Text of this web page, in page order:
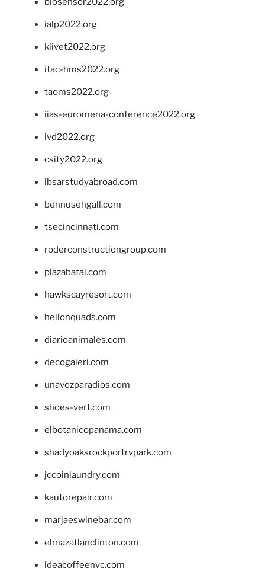
ialp2022.org
klivet2022.org
ifac-hms2022.org
taoms2022.org
iias-euromena-conference2022.org
ivd2022.org
csity2022.org
ibsarstudyabroad.com
bennusehgall.com
tsecincinnati.com
roderconstructiongroup.com
plazabatai.com
hawkscayresort.com
hellonquads.com
diarioanimales.com
decogaleri.com
unavozparadios.com
shoes-vert.com
elbotanicopanama.com
shadyoaksrockportrvpark.com
jccoinlaundry.com
kautorepair.com
marjaeswinebar.com
elmazatlanclinton.com
ideacoffeenyc.com